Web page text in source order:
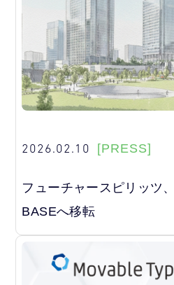
2026.02.10 [PRESS]
フューチャースピリッツ
BASEへ移転